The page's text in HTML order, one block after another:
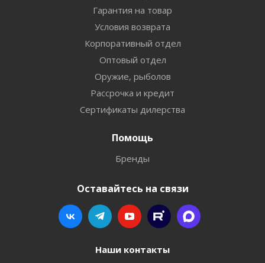
Гарантия на товар
Условия возврата
Корпоративный отдел
Оптовый отдел
Оружие, рыболов
Рассрочка и кредит
Сертификаты дилерства
Помощь
Бренды
Оставайтесь на связи
Наши контакты